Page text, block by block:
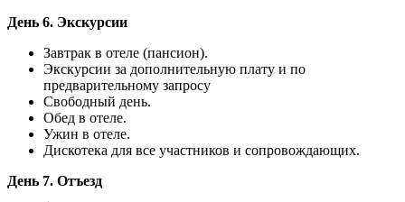
День 6. Экскурсии
Завтрак в отеле (пансион).
Экскурсии за дополнительную плату и по
предварительному запросу
Свободный день.
Обед в отеле.
Ужин в отеле.
Дискотека для все участников и сопровождающих.
День 7. Отъезд